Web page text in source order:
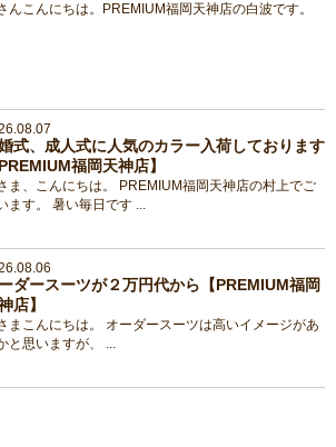
んこんにちは。PREMIUM福岡天神店の白波です。
式、成人式に人気のカラー入荷しております
PREMIUM福岡天神店】
ま、こんにちは。 PREMIUM福岡天神店の村上でご
ます。 暑い毎日です ...
ダースーツが２万円代から【PREMIUM福岡
店】
まこんにちは。 オーダースーツは高いイメージがあ
と思いますが、 ...